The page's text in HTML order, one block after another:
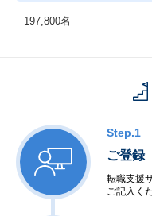
197,800名
Step.1
ご登録
転職支援
ご記入く